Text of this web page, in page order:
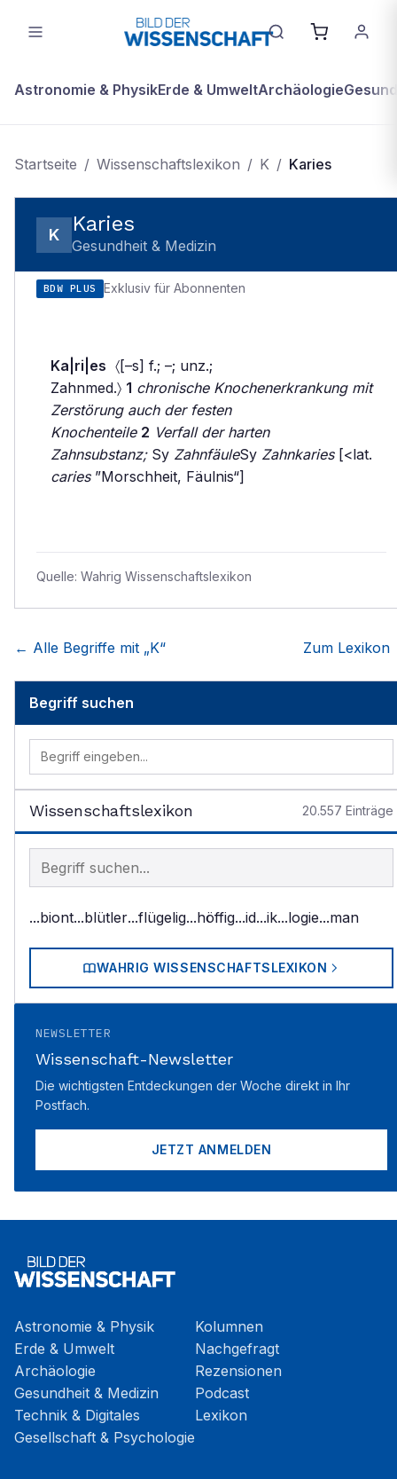
Astronomie & PhysikErde & UmweltArchäologie
Startseite / Wissenschaftslexikon / K / Karies
K Karies
Gesundheit & Medizin
BDW PLUS Exklusiv für Abonnenten
Ka|ri|es 〈[–s] f.; –; unz.;
Zahnmed.〉 1 chronische Knochenerkrankung mit
Zerstörung auch der festen
Knochenteile 2 Verfall der harten
Zahnsubstanz;Sy ZahnfäuleSy Zahnkaries[<lat.
caries”Morschheit, Fäulnis“]
Quelle: Wahrig Wissenschaftslexikon
← Alle Begriffe mit „K“ Zum
Begriff suchen
Wissenschaftslexikon 20.557 Einträge
Begriff im Lexikon suchen
...biont...blütler...flügelig...höffig...id...ik...logie...man
WAHRIG WISSENSCHAFTSLEXIKON
NEWSLETTER
Wissenschaft-Newsletter
Die wichtigsten Entdeckungen der Woche direkt in Ihr
Postfach.
JETZT ANMELDEN
Astronomie & Physik
Erde & Umwelt
Archäologie
Gesundheit & Medizin
Technik & Digitales
Gesellschaft & Psychologie
Kolumnen
Nachgefragt
Rezensionen
Podcast
Lexikon